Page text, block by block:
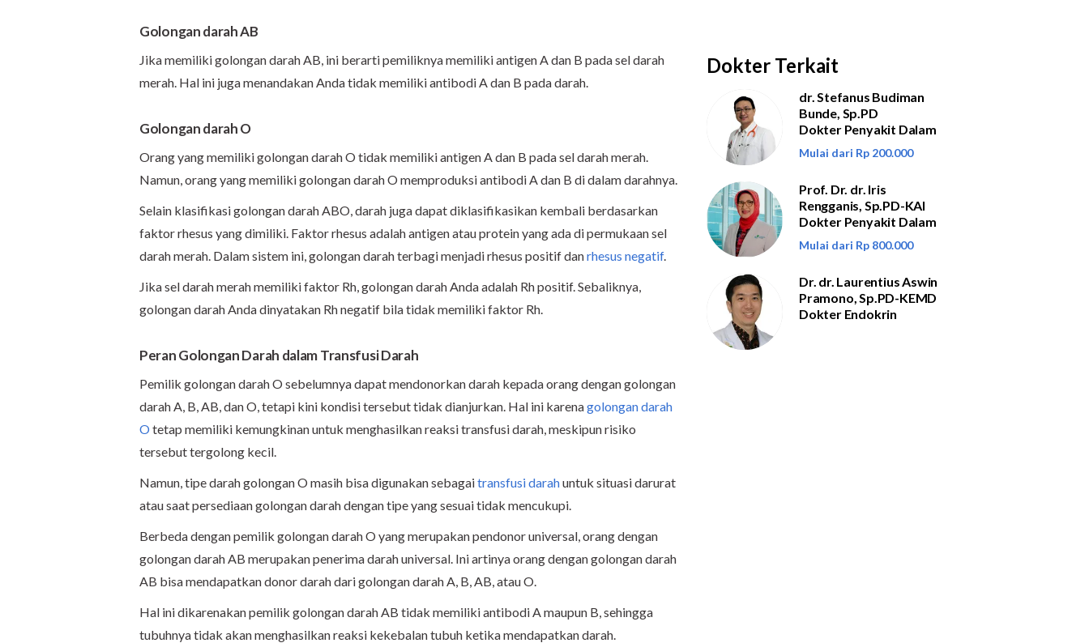
Golongan darah AB
Jika memiliki golongan darah AB, ini berarti pemiliknya memiliki antigen A dan B pada sel darah
merah. Hal ini juga menandakan Anda tidak memiliki antibodi A dan B pada darah.
Golongan darah O
Orang yang memiliki golongan darah O tidak memiliki antigen A dan B pada sel darah merah.
Namun, orang yang memiliki golongan darah O memproduksi antibodi A dan B di dalam darahnya.
Selain klasifikasi golongan darah ABO, darah juga dapat diklasifikasikan kembali berdasarkan
faktor rhesus yang dimiliki. Faktor rhesus adalah antigen atau protein yang ada di permukaan sel
darah merah. Dalam sistem ini, golongan darah terbagi menjadi rhesus positif danrhesus negatif.
Jika sel darah merah memiliki faktor Rh, golongan darah Anda adalah Rh positif. Sebaliknya,
golongan darah Anda dinyatakan Rh negatif bila tidak memiliki faktor Rh.
Peran Golongan Darah dalam Transfusi Darah
Pemilik golongan darah O sebelumnya dapat mendonorkan darah kepada orang dengan golongan
darah A, B, AB, dan O, tetapi kini kondisi tersebut tidak dianjurkan. Hal ini karenagolongan darah
O tetap memiliki kemungkinan untuk menghasilkan reaksi transfusi darah, meskipun risiko
tersebut tergolong kecil.
Namun, tipe darah golongan O masih bisa digunakan sebagaitransfusi darahuntuk situasi darurat
atau saat persediaan golongan darah dengan tipe yang sesuai tidak mencukupi.
Berbeda dengan pemilik golongan darah O yang merupakan pendonor universal, orang dengan
golongan darah AB merupakan penerima darah universal. Ini artinya orang dengan golongan darah
AB bisa mendapatkan donor darah dari golongan darah A, B, AB, atau O.
Hal ini dikarenakan pemilik golongan darah AB tidak memiliki antibodi A maupun B, sehingga
tubuhnya tidak akan menghasilkan reaksi kekebalan tubuh ketika mendapatkan darah.
Dokter Terkait